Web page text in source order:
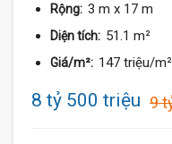
Rộng: 3 m x 17 m
Diện tích: 51.1 m²
Giá/m²: 147 triệu/m²
8 tỷ 500 triệu 9